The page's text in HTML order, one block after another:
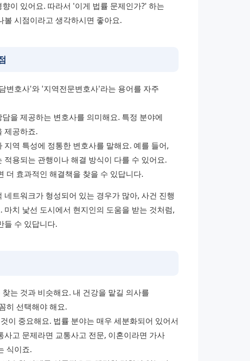
이 있어요. 따라서 '이게 법률 문제인가?' 하는
시점이라고 생각하시면 좋아요.
변호사'와 '지역전문변호사'라는 용어를 자주
을 제공하는 변호사를 의미해요. 특정 분야에
제공하죠.
역 특성에 정통한 변호사를 말해요. 예를 들어,
용되는 관행이나 해결 방식이 다를 수 있어요.
더 효과적인 해결책을 찾을 수 있답니다.
트워크가 형성되어 있는 경우가 많아, 사건 진행
치 낯선 도시에서 현지인의 도움을 받는 것처럼,
들 수 있답니다.
는 것과 비슷해요. 내 건강을 맡길 의사를
히 선택해야 해요.
이 중요해요. 법률 분야는 매우 세분화되어 있어서
고 문제라면 교통사고 전문, 이혼이라면 가사
식이죠.